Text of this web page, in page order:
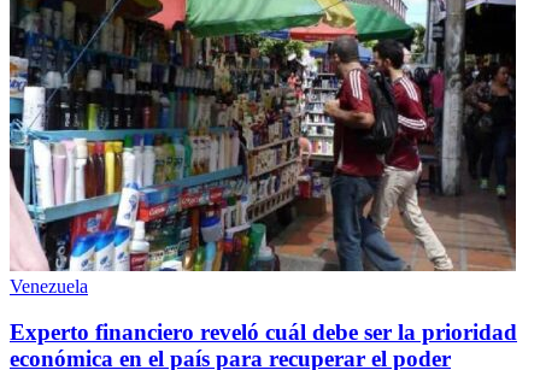
Venezuela
Experto financiero reveló cuál debe ser la prioridad
económica en el país para recuperar el poder